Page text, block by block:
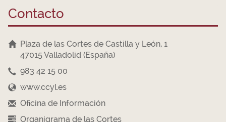
Contacto
Plaza de las Cortes de Castilla y León, 1
47015 Valladolid (España)
983 42 15 00
www.ccyl.es
Oficina de Información
Organigrama de las Cortes